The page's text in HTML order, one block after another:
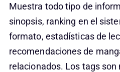
Muestra todo tipo de
sinopsis, ranking en el
formato, estadísticas de
recomendaciones de
relacionados. Los tags son